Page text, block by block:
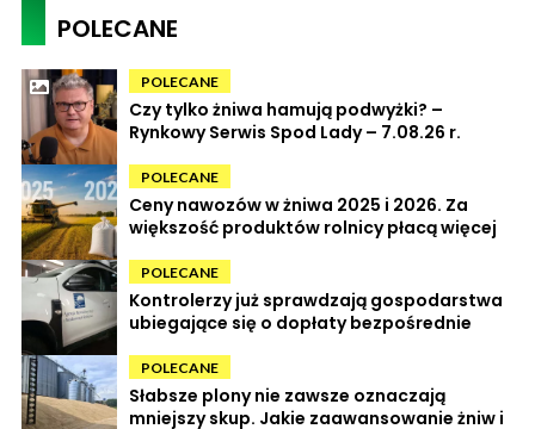
POLECANE
POLECANE
Czy tylko żniwa hamują podwyżki? –
Rynkowy Serwis Spod Lady – 7.08.26 r.
POLECANE
Ceny nawozów w żniwa 2025 i 2026. Za
większość produktów rolnicy płacą więcej
POLECANE
Kontrolerzy już sprawdzają gospodarstwa
ubiegające się o dopłaty bezpośrednie
POLECANE
Słabsze plony nie zawsze oznaczają
mniejszy skup. Jakie zaawansowanie żniw i